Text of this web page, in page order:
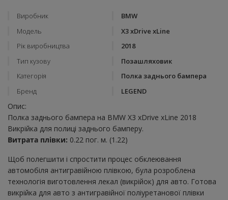
Виробник
BMW
Модель
X3 xDrive xLine
Рік виробництва
2018
Тип кузову
Позашляховик
Категорія
Полка заднього бампера
Бренд
LEGEND
Опис:
Полка заднього бампера на BMW X3 xDrive xLine 2018
Викрійка для полиці заднього бамперу.
Витрата плівки: 0.22 пог. м. (1.22)
Щоб полегшити і спростити процес обклеювання
автомобіля антигравійною плівкою, була розроблена
технологія виготовлення лекал (викрійок) для авто. Готова
викрійка для авто з антигравійної поліуретанової плівки